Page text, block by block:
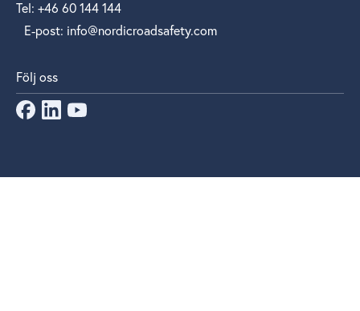
Tel: +46 60 144 144
E‑post: info@nordicroadsafety.com
Följ oss